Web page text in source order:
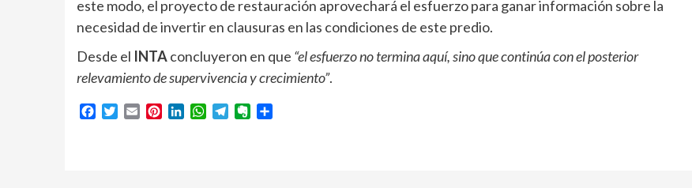
este modo, el proyecto de restauración aprovechará el esfuerzo para ganar información sobre la
necesidad de invertir en clausuras en las condiciones de este predio.
Desde el INTAconcluyeron en que “el esfuerzo no termina aquí, sino que continúa con el posterior
relevamiento de supervivencia y crecimiento”.
Facebook
Twitter
Email PinterestLinkedInWhatsApp
TelegramEvernote